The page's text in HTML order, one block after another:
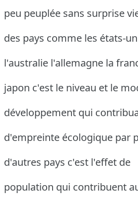
peu peuplée sans surprise
des pays comme les états-
l'australie l'allemagne la
japon c'est le niveau et le
développement qui
d'empreinte écologique par
d'autres pays c'est l'effet de
population qui contribuent